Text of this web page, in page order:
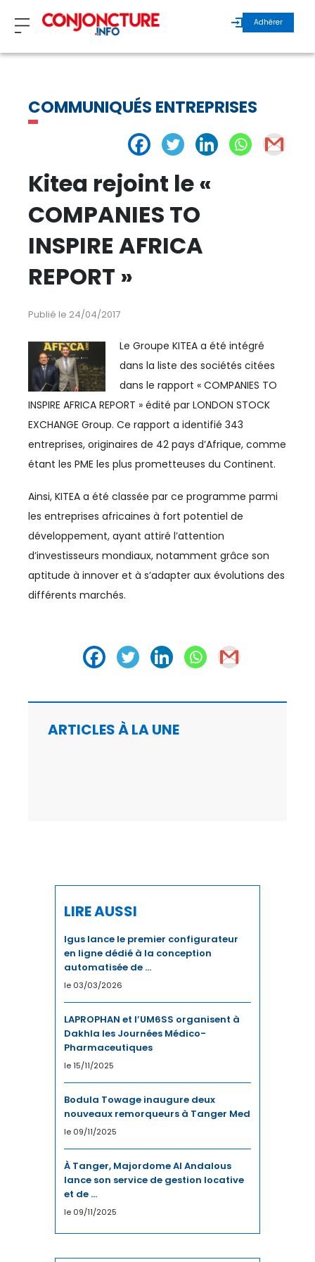
Adhérer
INVITÉS
ÉCHOS INTERNATIONAL
REGARDS D’EXPERTS
ÉCHOS DURABLES
ESPACE MÉDIAS
CULTURE
REVUE CONJONCTURE
CONSULTER LA REVUE
CONTACT
AERIEN
AÉRIEN
AÉRONAUTIQUE
AGRICULTURE
CASABLANCA-SETTAT
CFCIM
CHIMIE
CLIMAT
COMMERCE / DISTRIBUTION
COMMERCE INTERNATIONAL
COMMUNICATION
CONSO
COUPE DU MONDE
COUPE DU MONDE 2023
COMMUNIQUÉS ENTREPRISES
Kitea rejoint le «
COMPANIES TO
INSPIRE AFRICA
REPORT »
Publié le 24/04/2017
Le Groupe KITEA a été intégré
dans la liste des sociétés citées
dans le rapport « COMPANIES TO
INSPIRE AFRICA REPORT » édité par LONDON STOCK
EXCHANGE Group. Ce rapport a identifié 343
entreprises, originaires de 42 pays d’Afrique, comme
étant les PME les plus prometteuses du Continent.
Ainsi, KITEA a été classée par ce programme parmi
les entreprises africaines à fort potentiel de
développement, ayant attiré l’attention
d’investisseurs mondiaux, notamment grâce son
aptitude à innover et à s’adapter aux évolutions des
différents marchés.
ARTICLES À LA UNE
LIRE AUSSI
Igus lance le premier configurateur
en ligne dédié à la conception
automatisée de ...
le 03/03/2026
LAPROPHAN et l’UM6SS organisent à
Dakhla les Journées Médico-
Pharmaceutiques
le 15/11/2025
Bodula Towage inaugure deux
nouveaux remorqueurs à Tanger Med
le 09/11/2025
À Tanger, Majordome Al Andalous
lance son service de gestion locative
et de ...
le 09/11/2025